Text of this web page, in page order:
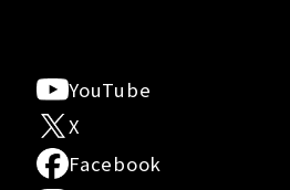
YouTube
X
Facebook